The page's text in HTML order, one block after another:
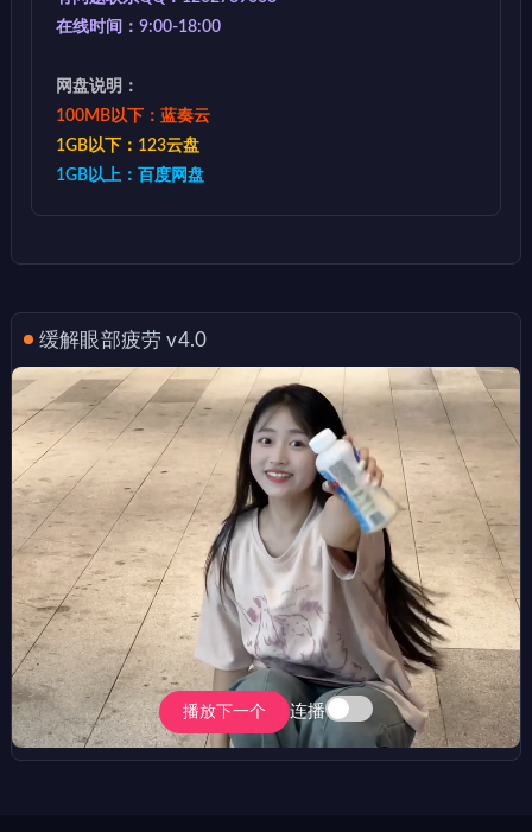
在线时间：9:00-18:00
网盘说明：
100MB以下：蓝奏云
1GB以下：123云盘
1GB以上：百度网盘
缓解眼部疲劳 v4.0
播放下一个 连播